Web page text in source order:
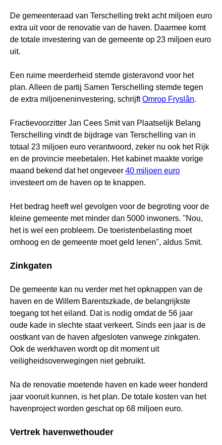
De gemeenteraad van Terschelling trekt acht miljoen euro
extra uit voor de renovatie van de haven. Daarmee komt
de totale investering van de gemeente op 23 miljoen euro
uit.
Een ruime meerderheid stemde gisteravond voor het
plan. Alleen de partij Samen Terschelling stemde tegen
de extra miljoeneninvestering, schrijftOmrop Fryslân.
Fractievoorzitter Jan Cees Smit van Plaatselijk Belang
Terschelling vindt de bijdrage van Terschelling van in
totaal 23 miljoen euro verantwoord, zeker nu ook het Rijk
en de provincie meebetalen. Het kabinet maakte vorige
maand bekend dat het ongeveer 40 miljoen euro
investeert om de haven op te knappen.
Het bedrag heeft wel gevolgen voor de begroting voor de
kleine gemeente met minder dan 5000 inwoners. "Nou,
het is wel een probleem. De toeristenbelasting moet
omhoog en de gemeente moet geld lenen", aldus Smit.
Zinkgaten
De gemeente kan nu verder met het opknappen van de
haven en de Willem Barentszkade, de belangrijkste
toegang tot het eiland. Dat is nodig omdat de 56 jaar
oude kade in slechte staat verkeert. Sinds een jaar is de
oostkant van de haven afgesloten vanwege zinkgaten.
Ook de werkhaven wordt op dit moment uit
veiligheidsoverwegingen niet gebruikt.
Na de renovatie moetende haven en kade weer honderd
jaar vooruit kunnen, is het plan. De totale kosten van het
havenproject worden geschat op 68 miljoen euro.
Vertrek havenwethouder